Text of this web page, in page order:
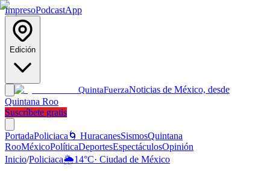
ImpresoPodcastApp
Edición
QuintaFuerzaNoticias de México, desde
Quintana Roo
Suscríbete gratis
PortadaPoliciaca 🌀 HuracanesSismosQuintana
RooMéxicoPolíticaDeportesEspectáculosOpinión
Inicio/Policiaca🌦️14°C· Ciudad de México